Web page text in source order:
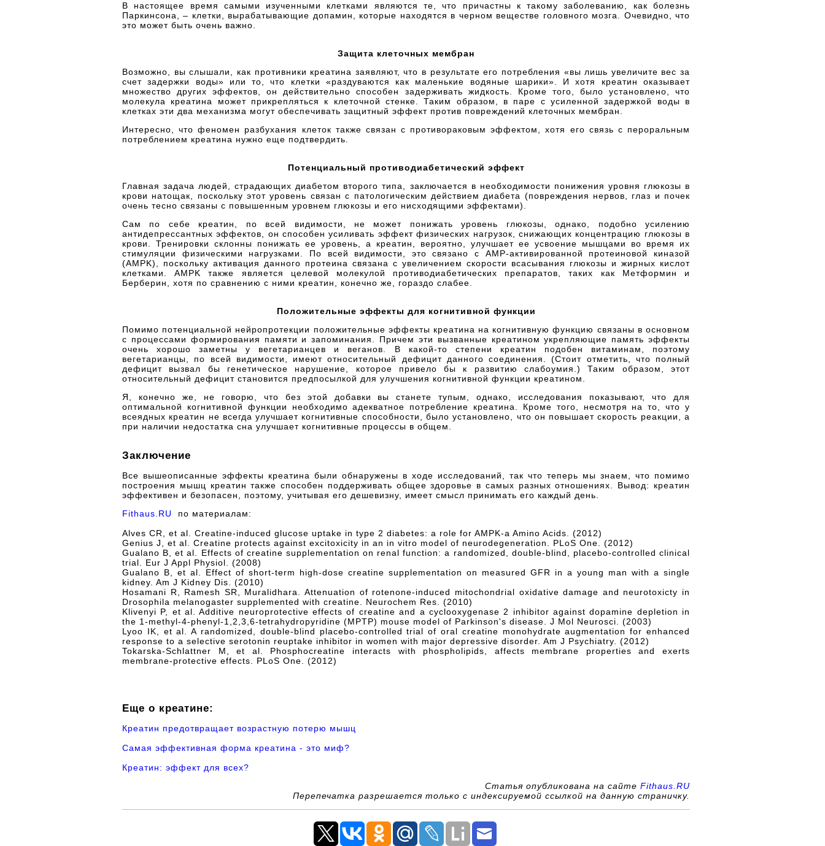
В настоящее время самыми изученными клетками являются те, что причастны к такому заболеванию, как болезнь
Паркинсона, – клетки, вырабатывающие допамин, которые находятся в черном веществе головного мозга. Очевидно, что
это может быть очень важно.
Защита клеточных мембран
Возможно, вы слышали, как противники креатина заявляют, что в результате его потребления «вы лишь увеличите вес за
счет задержки воды» или то, что клетки «раздуваются как маленькие водяные шарики». И хотя креатин оказывает
множество других эффектов, он действительно способен задерживать жидкость. Кроме того, было установлено, что
молекула креатина может прикрепляться к клеточной стенке. Таким образом, в паре с усиленной задержкой воды в
клетках эти два механизма могут обеспечивать защитный эффект против повреждений клеточных мембран.
Интересно, что феномен разбухания клеток также связан с противораковым эффектом, хотя его связь с пероральным
потреблением креатина нужно еще подтвердить.
Потенциальный противодиабетический эффект
Главная задача людей, страдающих диабетом второго типа, заключается в необходимости понижения уровня глюкозы в
крови натощак, поскольку этот уровень связан с патологическим действием диабета (повреждения нервов, глаз и почек
очень тесно связаны с повышенным уровнем глюкозы и его нисходящими эффектами).
Сам по себе креатин, по всей видимости, не может понижать уровень глюкозы, однако, подобно усилению
антидепрессантных эффектов, он способен усиливать эффект физических нагрузок, снижающих концентрацию глюкозы в
крови. Тренировки склонны понижать ее уровень, а креатин, вероятно, улучшает ее усвоение мышцами во время их
стимуляции физическими нагрузками. По всей видимости, это связано с AMP-активированной протеиновой киназой
(AMPK), поскольку активация данного протеина связана с увеличением скорости всасывания глюкозы и жирных кислот
клетками. AMPK также является целевой молекулой противодиабетических препаратов, таких как Метформин и
Берберин, хотя по сравнению с ними креатин, конечно же, гораздо слабее.
Положительные эффекты для когнитивной функции
Помимо потенциальной нейропротекции положительные эффекты креатина на когнитивную функцию связаны в основном
с процессами формирования памяти и запоминания. Причем эти вызванные креатином укрепляющие память эффекты
очень хорошо заметны у вегетарианцев и веганов. В какой-то степени креатин подобен витаминам, поэтому
вегетарианцы, по всей видимости, имеют относительный дефицит данного соединения. (Стоит отметить, что полный
дефицит вызвал бы генетическое нарушение, которое привело бы к развитию слабоумия.) Таким образом, этот
относительный дефицит становится предпосылкой для улучшения когнитивной функции креатином.
Я, конечно же, не говорю, что без этой добавки вы станете тупым, однако, исследования показывают, что для
оптимальной когнитивной функции необходимо адекватное потребление креатина. Кроме того, несмотря на то, что у
всеядных креатин не всегда улучшает когнитивные способности, было установлено, что он повышает скорость реакции, а
при наличии недостатка сна улучшает когнитивные процессы в общем.
Заключение
Все вышеописанные эффекты креатина были обнаружены в ходе исследований, так что теперь мы знаем, что помимо
построения мышц креатин также способен поддерживать общее здоровье в самых разных отношениях. Вывод: креатин
эффективен и безопасен, поэтому, учитывая его дешевизну, имеет смысл принимать его каждый день.
Fithaus.RU
по материалам:
Alves CR, et al. Creatine-induced glucose uptake in type 2 diabetes: a role for AMPK-a Amino Acids. (2012)
Genius J, et al. Creatine protects against excitoxicity in an in vitro model of neurodegeneration. PLoS One. (2012)
Gualano B, et al. Effects of creatine supplementation on renal function: a randomized, double-blind, placebo-controlled clinical
trial. Eur J Appl Physiol. (2008)
Gualano B, et al. Effect of short-term high-dose creatine supplementation on measured GFR in a young man with a single
kidney. Am J Kidney Dis. (2010)
Hosamani R, Ramesh SR, Muralidhara. Attenuation of rotenone-induced mitochondrial oxidative damage and neurotoxicty in
Drosophila melanogaster supplemented with creatine. Neurochem Res. (2010)
Klivenyi P, et al. Additive neuroprotective effects of creatine and a cyclooxygenase 2 inhibitor against dopamine depletion in
the 1-methyl-4-phenyl-1,2,3,6-tetrahydropyridine (MPTP) mouse model of Parkinson's disease. J Mol Neurosci. (2003)
Lyoo IK, et al. A randomized, double-blind placebo-controlled trial of oral creatine monohydrate augmentation for enhanced
response to a selective serotonin reuptake inhibitor in women with major depressive disorder. Am J Psychiatry. (2012)
Tokarska-Schlattner M, et al. Phosphocreatine interacts with phospholipids, affects membrane properties and exerts
membrane-protective effects. PLoS One. (2012)
Еще о креатине:
Креатин предотвращает возрастную потерю мышц
Самая эффективная форма креатина - это миф?
Креатин: эффект для всех?
Статья опубликована на сайте Fithaus.RU
Перепечатка разрешается только с индексируемой ссылкой на данную страничку.